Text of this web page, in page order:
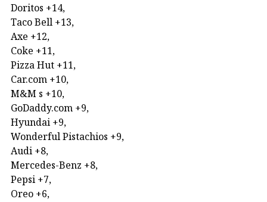
Doritos +14,
Taco Bell +13,
Axe +12,
Coke +11,
Pizza Hut +11,
Car.com +10,
M&M s +10,
GoDaddy.com +9,
Hyundai +9,
Wonderful Pistachios +9,
Audi +8,
Mercedes-Benz +8,
Pepsi +7,
Oreo +6,